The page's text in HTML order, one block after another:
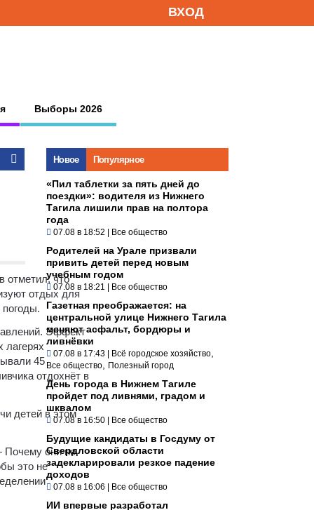
ВХОД
Выборы 2026
отметил, что
отдых для
Эффект
лагерях
45
отдохнёт в
детей в этом
Почему они не
это не
Новое Популярное
«Пил таблетки за пять дней до
поездки»: водителя из Нижнего
Тагила лишили прав на полтора
года
07.08 в 18:52 | Все общество
Родителей на Урале призвали
привить детей перед новым
учебным годом
07.08 в 18:21 | Все общество
Газетная преображается: на
центральной улице Нижнего Тагила
меняют асфальт, бордюры и
ливнёвки
07.08 в 17:43 | Всё городское хозяйство
Все общество Полезный город
День города в Нижнем Тагиле
пройдет под ливнями, градом и
шквалом
07.08 в 16:50 | Все общество
Будущие кандидаты в Госдуму от
Свердловской области
задекларировали резкое падение
доходов
07.08 в 16:06 | Все общество
ИИ впервые разработал